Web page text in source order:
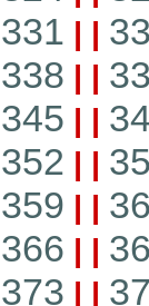
331 | |
338 | |
345 | |
352 | |
359 | |
366 | |
373 | |